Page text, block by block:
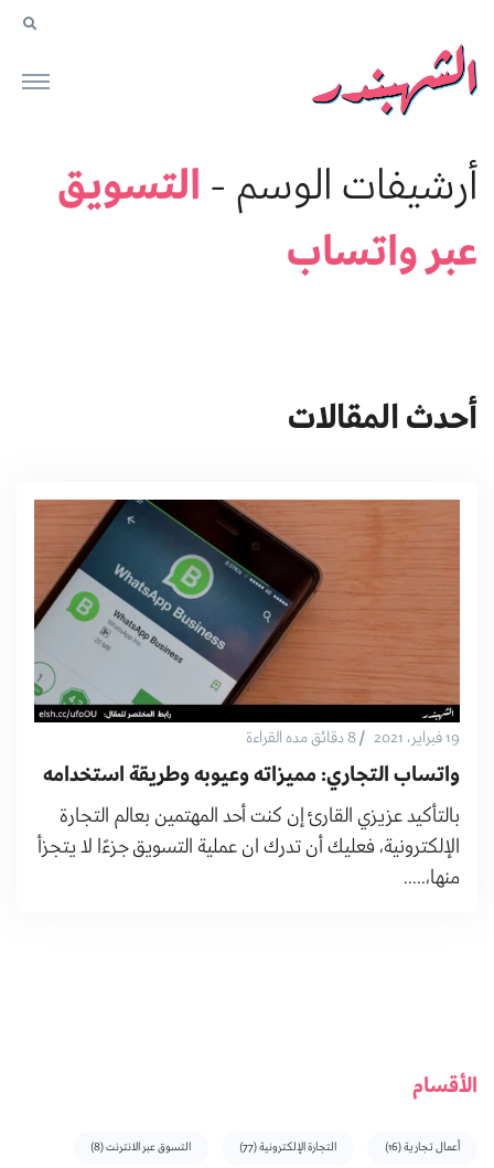
أرشيفات الوسم - التسويق
عبر واتساب
أحدث المقالات
19 فبراير، 2021 /8 دقائق مده القراءة
واتساب التجاري: مميزاته وعيوبه وطريقة استخدامه
بالتأكيد عزيزي القارئ إن كنت أحد المهتمين بعالم التجارة
الإلكترونية، فعليك أن تدرك ان عملية التسويق جزءًا لا يتجزأ
منها،.....
الأقسام
أعمال تجارية(16) التجارة الإلكترونية(77) التسوق عبر الانترنت(8)